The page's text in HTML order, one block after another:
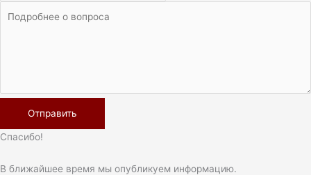
Спасибо!
В ближайшее время мы опубликуем информацию.